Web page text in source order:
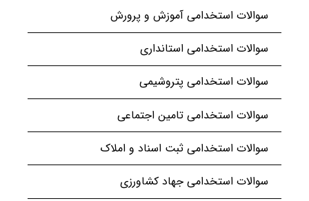
سوالات استخدامی آموزش و پرورش
سوالات استخدامی استانداری
سوالات استخدامی پتروشیمی
سوالات استخدامی تامین اجتماعی
سوالات استخدامی ثبت اسناد و املاک
سوالات استخدامی جهاد کشاورزی